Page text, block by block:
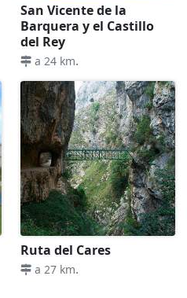
San Vicente de la
Barquera y el Castillo
del Rey
a 24 km.
Ruta del Cares
a 27 km.